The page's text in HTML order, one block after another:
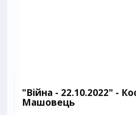
"Війна - 22.10.2022" -
Машовець